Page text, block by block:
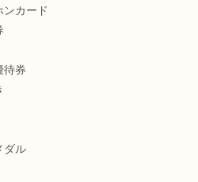
ンカード
待券
ダル